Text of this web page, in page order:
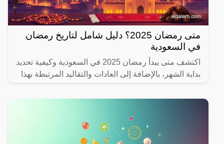
متى رمضان 2025؟ دليل شامل لتاريخ رمضان
في السعودية
اكتشف متى يبدأ رمضان 2025 في السعودية وكيفية تحديد
بداية الشهر، بالإضافة إلى العادات والتقاليد المرتبطة بهذا